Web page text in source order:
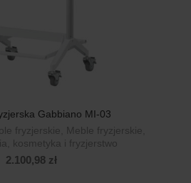
Gabbiano MI-03
Gabbiano MI-03
fryzjerskie Meble fryzjerskie
kosmetyka i fryzjerstwo
2.100,98 zł